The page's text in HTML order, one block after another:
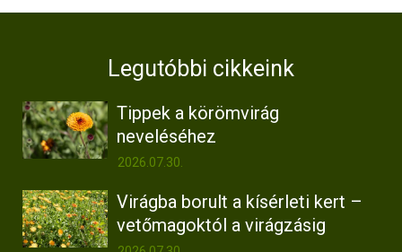
Legutóbbi cikkeink
Tippek a körömvirág
neveléséhez
2026.07.30.
Virágba borult a kísérleti kert –
vetőmagoktól a virágzásig